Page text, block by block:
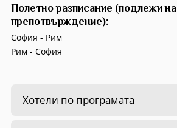
Полетно разписание (подлежи на
препотвърждение):
София - Рим
Рим - София
Хотели по програмата